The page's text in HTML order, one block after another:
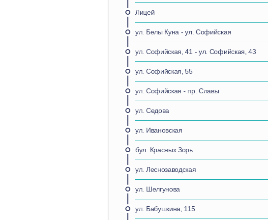
Лицей
ул. Белы Куна - ул. Софийская
ул. Софийская, 41 - ул. Софийская, 43
ул. Софийская, 55
ул. Софийская - пр. Славы
ул. Седова
ул. Ивановская
бул. Красных Зорь
ул. Леснозаводская
ул. Шелгунова
ул. Бабушкина, 115